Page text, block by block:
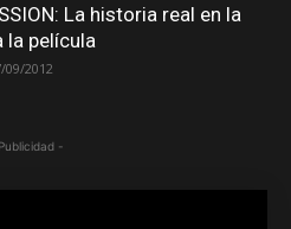
La historia real en la
la película
09/2012
-